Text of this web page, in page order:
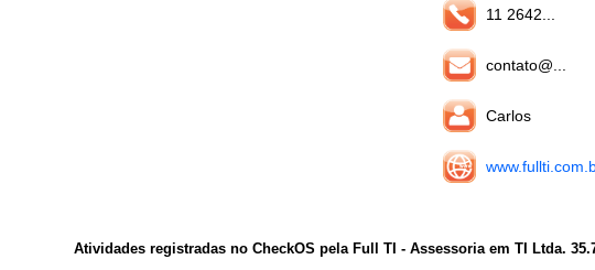
11 2642...
contato@...
Carlos
Atividades registradas no CheckOS pela Full TI - Assessoria em TI Ltda.